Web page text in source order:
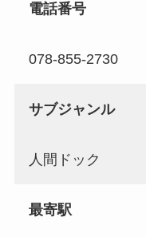
電話番号
078-855-2730
サブジャンル
人間ドック
最寄駅